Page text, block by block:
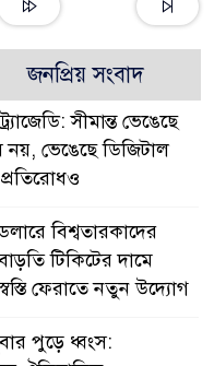
জনপ্রিয় সংবাদ
সীমান্ত ভেঙেছে
ভেঙেছে ডিজিটাল
প্রতিরোধও
বিশ্বতারকাদের
টিকিটের দামে
ফেরাতে নতুন উদ্যোগ
পুড়ে ধ্বংস: